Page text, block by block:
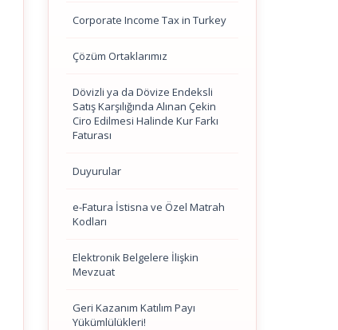
Corporate Income Tax in Turkey
Çözüm Ortaklarımız
Dövizli ya da Dövize Endeksli
Satış Karşılığında Alınan Çekin
Ciro Edilmesi Halinde Kur Farkı
Faturası
Duyurular
e-Fatura İstisna ve Özel Matrah
Kodları
Elektronik Belgelere İlişkin
Mevzuat
Geri Kazanım Katılım Payı
Yükümlülükleri!